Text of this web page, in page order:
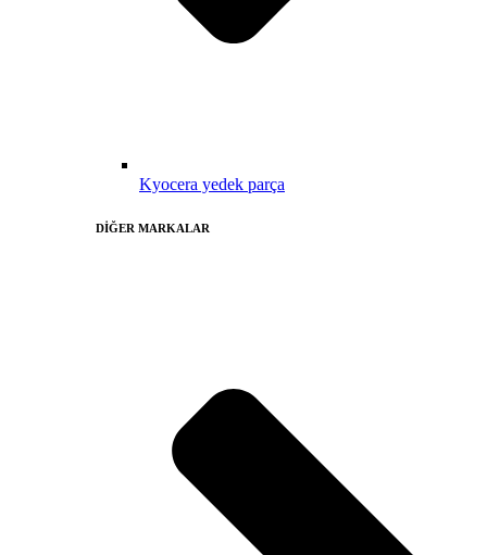
Kyocera yedek parça
DİĞER MARKALAR